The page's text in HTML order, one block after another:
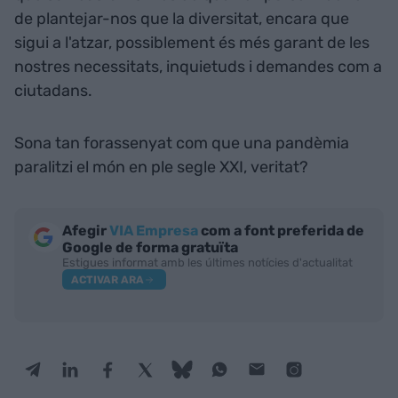
de plantejar-nos que la diversitat, encara que
sigui a l'atzar, possiblement és més garant de les
nostres necessitats, inquietuds i demandes com a
ciutadans.
Sona tan forassenyat com que una pandèmia
paralitzi el món en ple segle XXI, veritat?
AfegirVIA Empresa com a font preferida de
Google de forma gratuïta
Estigues informat amb les últimes notícies d'actualitat
ACTIVAR ARA